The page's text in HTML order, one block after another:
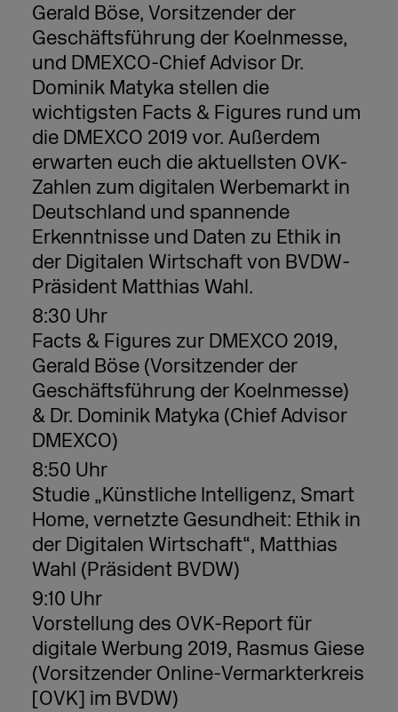
Gerald Böse, Vorsitzender der
Geschäftsführung der Koelnmesse,
und DMEXCO-Chief Advisor Dr.
Dominik Matyka stellen die
wichtigsten Facts & Figures rund um
die DMEXCO 2019 vor. Außerdem
erwarten euch die aktuellsten OVK-
Zahlen zum digitalen Werbemarkt in
Deutschland und spannende
Erkenntnisse und Daten zu Ethik in
der Digitalen Wirtschaft von BVDW-
Präsident Matthias Wahl.
8:30 Uhr
Facts & Figures zur DMEXCO 2019,
Gerald Böse (Vorsitzender der
Geschäftsführung der Koelnmesse)
& Dr. Dominik Matyka (Chief Advisor
DMEXCO)
8:50 Uhr
Studie „Künstliche Intelligenz, Smart
Home, vernetzte Gesundheit: Ethik in
der Digitalen Wirtschaft“, Matthias
Wahl (Präsident BVDW)
9:10 Uhr
Vorstellung des OVK-Report für
digitale Werbung 2019, Rasmus Giese
(Vorsitzender Online-Vermarkterkreis
[OVK] im BVDW)